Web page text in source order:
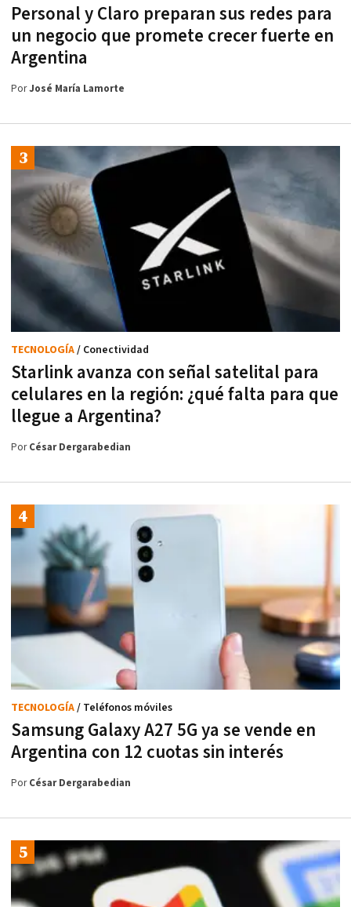
Personal y Claro preparan sus redes para
un negocio que promete crecer fuerte en
Argentina
PorJosé María Lamorte
Starlink avanza con señal satelital para
celulares en la región: ¿qué falta para que
llegue a Argentina?
TECNOLOGÍA/ Conectividad
PorCésar Dergarabedian
Samsung Galaxy A27 5G ya se vende en
Argentina con 12 cuotas sin interés
TECNOLOGÍA/ Teléfonos móviles
PorCésar Dergarabedian